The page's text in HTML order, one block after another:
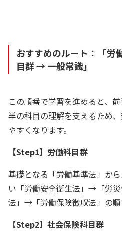
おすすめのルート：「労
目群 → 一般常識」
この順番で学習を進めると、
半の科目の理解を支えるため
やすくなります。
【Step1】労働科目群
基礎となる「労働基準法」か
い「労働安全衛生法」→「労
法」→「労働保険徴収法」の順
【Step2】社会保険科目群